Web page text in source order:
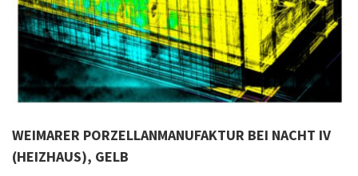
WEIMARER PORZELLANMANUFAKTUR BEI NACHT IV
(HEIZHAUS), GELB